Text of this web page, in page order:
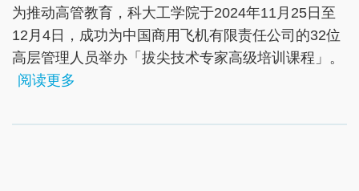
为推动高管教育，科大工学院于2024年11月25日至
12月4日，成功为中国商用飞机有限责任公司的32位
高层管理人员举办「拔尖技术专家高级培训课程」。
阅读更多